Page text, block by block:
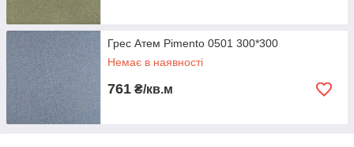
Грес Атем Pimento 0501 300*300
Немає в наявності
761 ₴/кв.м